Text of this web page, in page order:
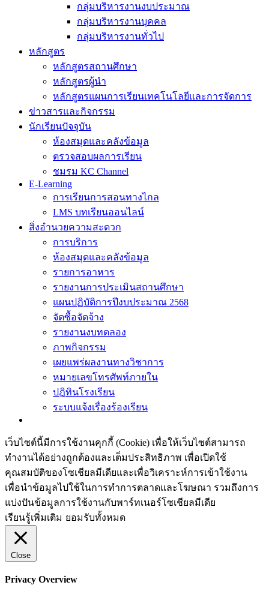
กลุ่มบริหารงานงบประมาณ
กลุ่มบริหารงานบุคคล
กลุ่มบริหารงานทั่วไป
หลักสูตร
หลักสูตรสถานศึกษา
หลักสูตรผู้นำ
หลักสูตรแผนการเรียนเทคโนโลยีและการจัดการ
ข่าวสารและกิจกรรม
นักเรียนปัจจุบัน
ห้องสมุดและคลังข้อมูล
ตรวจสอบผลการเรียน
ชมรม KC Channel
E-Learning
การเรียนการสอนทางไกล
LMS บทเรียนออนไลน์
สิ่งอำนวยความสะดวก
การบริการ
ห้องสมุดและคลังข้อมูล
รายการอาหาร
รายงานการประเมินสถานศึกษา
แผนปฏิบัติการปีงบประมาณ 2568
จัดซื้อจัดจ้าง
รายงานงบทดลอง
ภาพกิจกรรม
เผยแพร่ผลงานทางวิชาการ
หมายเลขโทรศัพท์ภายใน
ปฎิทินโรงเรียน
ระบบแจ้งเรื่องร้องเรียน
เว็บไซต์นี้มีการใช้งานคุกกี้ (Cookie) เพื่อให้เว็บไซต์สามารถ
ทำงานได้อย่างถูกต้องและเต็มประสิทธิภาพ​ เพื่อเปิดใช้
คุณสมบัติของโซเชียล​มีเดียและเพื่อวิเคราะห์การเข้าใช้งาน
เพื่อนำข้อมูลไปใช้ในการทำการตลาดและโฆษณา​ รวมถึงการ
แบ่งปันข้อมูลการใช้งานกับพาร์ทเนอร์​โซเชียล​มีเดีย
เรียนรู้เพิ่มเติม ยอมรับทั้งหมด
Close
Privacy Overview